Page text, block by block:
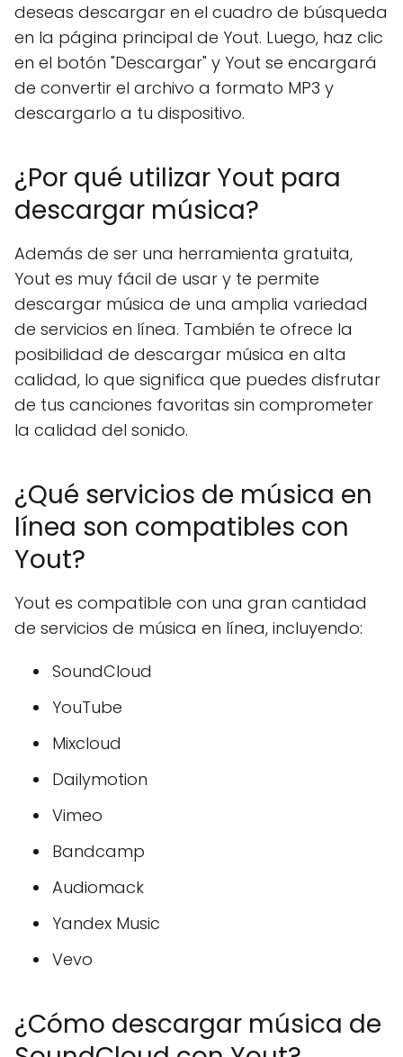
deseas descargar en el cuadro de búsqueda
en la página principal de Yout. Luego, haz clic
en el botón "Descargar" y Yout se encargará
de convertir el archivo a formato MP3 y
descargarlo a tu dispositivo.
¿Por qué utilizar Yout para
descargar música?
Además de ser una herramienta gratuita,
Yout es muy fácil de usar y te permite
descargar música de una amplia variedad
de servicios en línea. También te ofrece la
posibilidad de descargar música en alta
calidad, lo que significa que puedes disfrutar
de tus canciones favoritas sin comprometer
la calidad del sonido.
¿Qué servicios de música en
línea son compatibles con
Yout?
Yout es compatible con una gran cantidad
de servicios de música en línea, incluyendo:
SoundCloud
YouTube
Mixcloud
Dailymotion
Vimeo
Bandcamp
Audiomack
Yandex Music
Vevo
¿Cómo descargar música de